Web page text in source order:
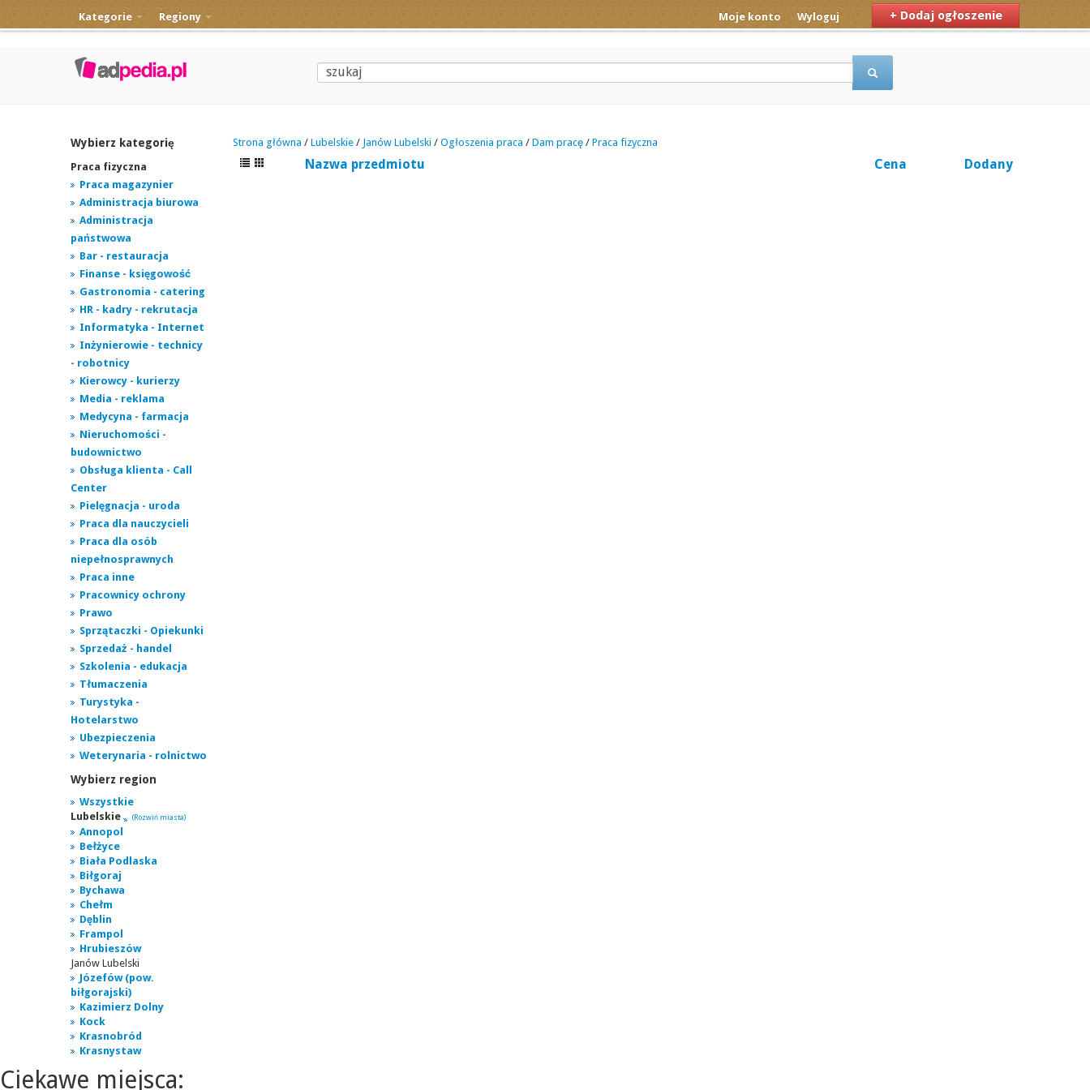
Kategorie Regiony + Dodaj ogłoszenie
Moje konto Wyloguj
Wybierz kategorię
Praca fizyczna
Praca magazynier
Administracja biurowa
Administracja
państwowa
Bar - restauracja
Finanse - księgowość
Gastronomia - catering
HR - kadry - rekrutacja
Informatyka - Internet
Inżynierowie - technicy
- robotnicy
Kierowcy - kurierzy
Media - reklama
Medycyna - farmacja
Nieruchomości -
budownictwo
Obsługa klienta - Call
Center
Pielęgnacja - uroda
Praca dla nauczycieli
Praca dla osób
niepełnosprawnych
Praca inne
Pracownicy ochrony
Prawo
Sprzątaczki - Opiekunki
Sprzedaż - handel
Szkolenia - edukacja
Tłumaczenia
Turystyka -
Hotelarstwo
Ubezpieczenia
Weterynaria - rolnictwo
Wybierz region
Wszystkie
Lubelskie
(Rozwiń miasta)
Annopol
Bełżyce
Biała Podlaska
Biłgoraj
Bychawa
Chełm
Dęblin
Frampol
Hrubieszów
Janów Lubelski
Józefów (pow.
biłgorajski)
Kazimierz Dolny
Kock
Krasnobród
Krasnystaw
Strona główna / Lubelskie / Janów Lubelski / Ogłoszenia praca / Dam pracę / Praca fizyczna
Nazwa przedmiotu Cena Dodany
Ciekawe miejsca: